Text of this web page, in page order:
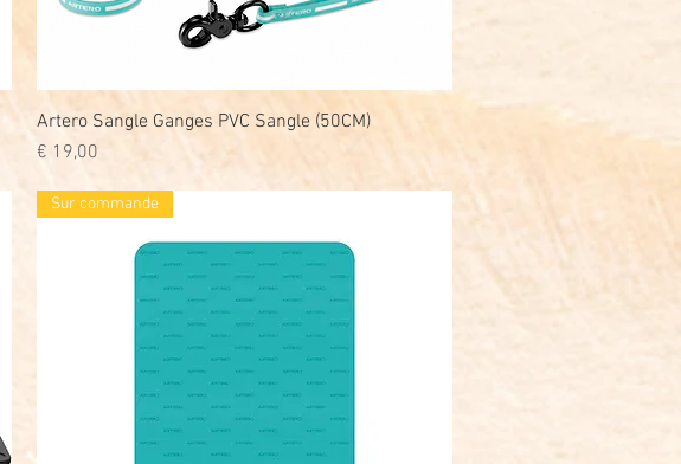
Snel overzicht
Artero Sangle Ganges PVC Sangle (50CM)
Prijs
€ 19,00
Sur commande